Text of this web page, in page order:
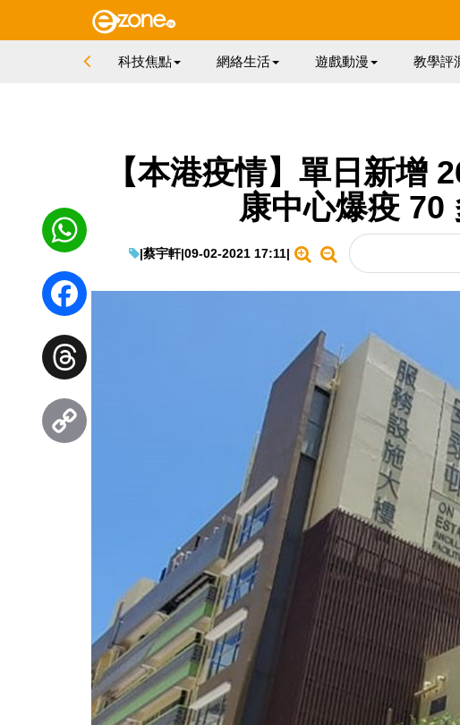
科技焦點 網絡生活 遊戲動漫 教學評
【本港疫情】單日新增
康中心爆疫 70
|蔡宇軒|09-02-2021 17:11|
WhatsApp
Facebook
Threads